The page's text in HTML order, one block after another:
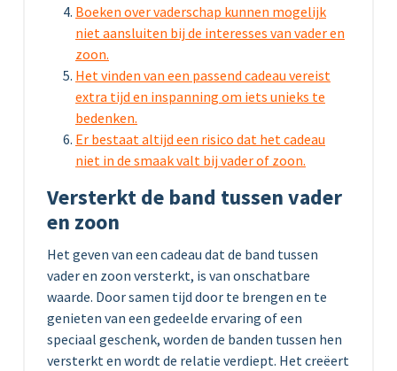
Boeken over vaderschap kunnen mogelijk
niet aansluiten bij de interesses van vader en
zoon.
Het vinden van een passend cadeau vereist
extra tijd en inspanning om iets unieks te
bedenken.
Er bestaat altijd een risico dat het cadeau
niet in de smaak valt bij vader of zoon.
Versterkt de band tussen vader
en zoon
Het geven van een cadeau dat de band tussen
vader en zoon versterkt, is van onschatbare
waarde. Door samen tijd door te brengen en te
genieten van een gedeelde ervaring of een
speciaal geschenk, worden de banden tussen hen
versterkt en wordt de relatie verdiept. Het creëert